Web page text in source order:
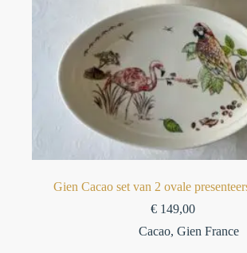
Gien Cacao set van 2 ovale
€ 149,00
Cacao,Gien France